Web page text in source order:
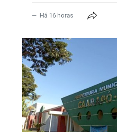
Há 16 horas